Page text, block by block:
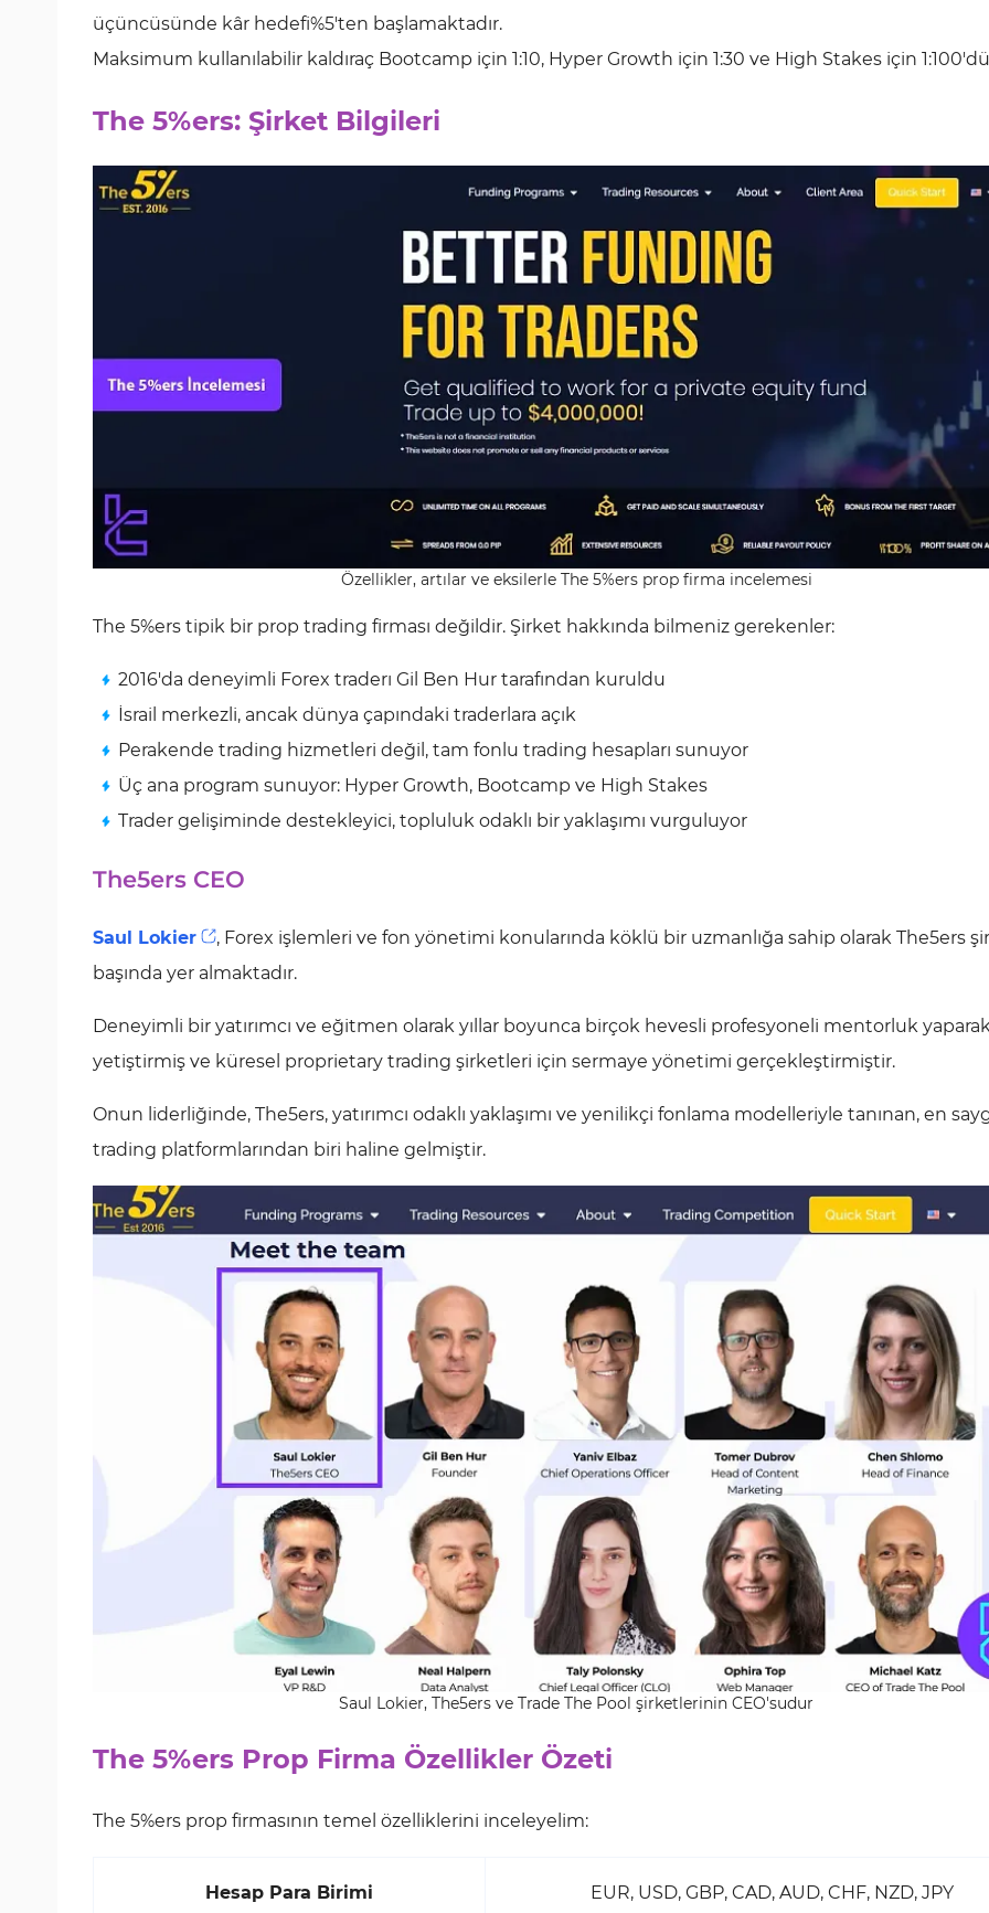
üçüncüsünde kâr hedefi%5'ten başlamaktadır.
Maksimum kullanılabilir kaldıraç Bootcamp için 1:10, Hyper Growth için 1:30 ve High Stakes için
The 5%ers: Şirket Bilgileri
Özellikler, artılar ve eksilerle The 5%ers prop firma incelemesi
The 5%ers tipik bir prop trading firması değildir. Şirket hakkında bilmeniz gerekenler:
2016'da deneyimli Forex traderı Gil Ben Hur tarafından kuruldu
İsrail merkezli, ancak dünya çapındaki traderlara açık
Perakende trading hizmetleri değil, tam fonlu trading hesapları sunuyor
Üç ana program sunuyor: Hyper Growth, Bootcamp ve High Stakes
Trader gelişiminde destekleyici, topluluk odaklı bir yaklaşımı vurguluyor
The5ers CEO
Saul Lokier
, Forex işlemleri ve fon yönetimi konularında köklü bir uzmanlığa sahip olarak The5ers
başında yer almaktadır.
Deneyimli bir yatırımcı ve eğitmen olarak yıllar boyunca birçok hevesli profesyoneli mentorluk
yetiştirmiş ve küresel proprietary trading şirketleri için sermaye yönetimi gerçekleştirmiştir.
Onun liderliğinde, The5ers, yatırımcı odaklı yaklaşımı ve yenilikçi fonlama modelleriyle tanınan, en
trading platformlarından biri haline gelmiştir.
Saul Lokier, The5ers ve Trade The Pool şirketlerinin CEO'sudur
The 5%ers Prop Firma Özellikler Özeti
The 5%ers prop firmasının temel özelliklerini inceleyelim:
Hesap Para Birimi EUR, USD, GBP, CAD, AUD, CHF, NZD, JPY